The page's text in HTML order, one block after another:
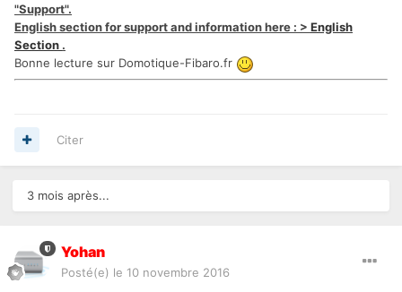
"Support".
English section for support and information here : > English
Section .
Bonne lecture sur Domotique-Fibaro.fr
Citer
3 mois après...
Yohan
Posté(e) le 10 novembre 2016